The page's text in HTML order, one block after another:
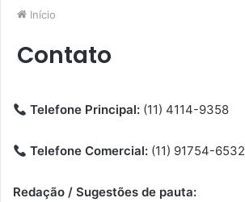
Início
Contato
Telefone Principal: (11) 4114-9358
Telefone Comercial: (11) 91754-6532
Redação / Sugestões de pauta: